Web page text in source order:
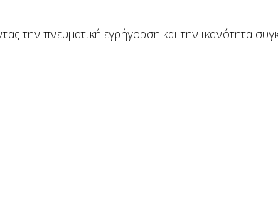
την πνευματική εγρήγορση και την ικανότητα